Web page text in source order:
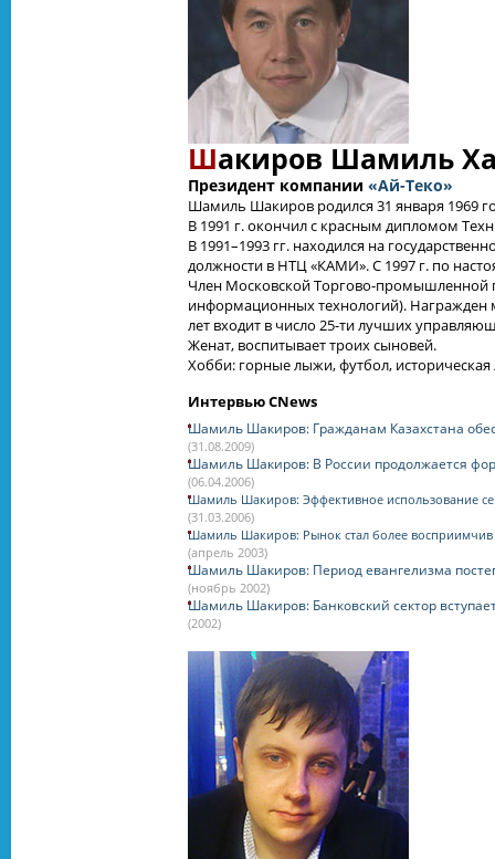
Шакиров Шамиль
Президент компании «Ай-Теко»
Шамиль Шакиров родился 31 января 1969
В 1991 г. окончил с красным дипломом
В 1991–1993 гг. находился на
должности в НТЦ «КАМИ». С 1997 г. по
Член Московской Торгово-промышленной
информационных технологий). Награжден
лет входит в число 25-ти лучших
Женат, воспитывает троих сыновей.
Хобби: горные лыжи, футбол, историческая
Интервью CNews
Шамиль Шакиров: Гражданам Казахстана
(31.08.2009)
Шамиль Шакиров: В России продолжается
(06.04.2006)
Шамиль Шакиров: Эффективное использование
(31.03.2006)
Шамиль Шакиров: Рынок стал более
(апрель 2003)
Шамиль Шакиров: Период евангелизма
(ноябрь 2002)
Шамиль Шакиров: Банковский сектор
(2002)